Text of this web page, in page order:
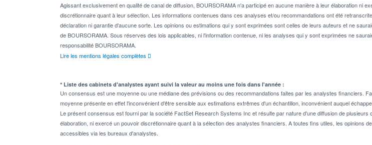
Agissant exclusivement en qualité de canal de diffusion, BOURSORAMA n'a participé en aucune manière à leur élaboration ni
discrétionnaire quant à leur sélection. Les informations contenues dans ces analyses et/ou recommandations ont été
déclaration ni garantie d'aucune sorte. Les opinions ou estimations qui y sont exprimées sont celles de leurs auteurs et ne
de BOURSORAMA. Sous réserves des lois applicables, ni l'information contenue, ni les analyses qui y sont exprimées ne
responsabilité BOURSORAMA.
Lire les mentions légales complètes
* Liste des cabinets d'analystes ayant suivi la valeur au moins une fois dans l'année :
Un consensus est une moyenne ou une médiane des prévisions ou des recommandations faites par les analystes financiers.
moyenne présente en effet l'inconvénient d'être sensible aux estimations extrêmes d'un échantillon, inconvénient auquel
Le présent consensus est fourni par la société FactSet Research Systems Inc et résulte par nature d'une diffusion de
élaboration, ni exercé un pouvoir discrétionnaire quant à la sélection des analystes financiers. A toutes fins utiles, les opinions
accessibles via les bureaux d'analystes.